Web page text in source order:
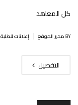
كل المعاهد
BY محرر الموقع إعلانات للطلبة
التفصيل